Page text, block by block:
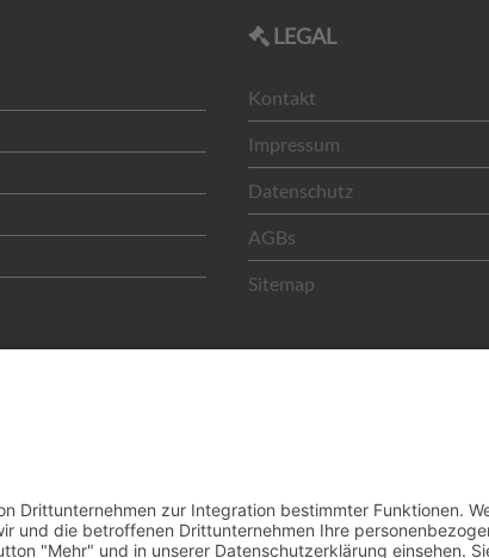
LEGAL
Kontakt
Impressum
Datenschutz
AGBs
Sitemap
- Bahnhofstrasse 40 - D- 92655 Grafenwöhr - +49 (0) 96